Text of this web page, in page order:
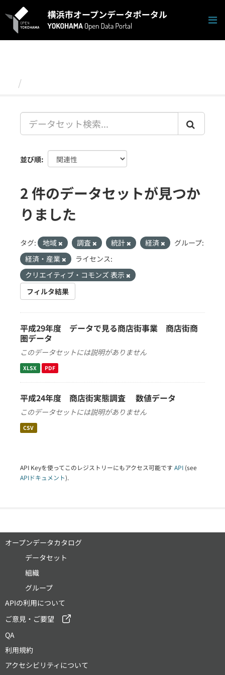
キ
並び順
2 件のデータセットが見つか
りました
タグ: 地域 調査 統計 経済
グループ:
経済・産業
ライセンス:
クリエイティブ・コモンズ 表示
フィルタ結果
平成29年度 データで見る商店街事業 商店街商
圏データ
このデータセットには説明がありません
XLSX PDF
平成24年度 商店街実態調査 数値データ
このデータセットには説明がありません
CSV
API Keyを使ってこのレジストリーにもアクセス可能です API (see
APIドキュメント).
オープンデータカタログ
データセット
組織
グループ
APIの利用について
ご意見・ご要望
QA
利用規約
アクセシビリティについて